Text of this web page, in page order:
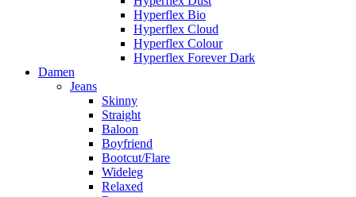
Hyperflex Bio
Hyperflex Cloud
Hyperflex Colour
Hyperflex Forever Dark
Damen
Jeans
Skinny
Straight
Baloon
Boyfriend
Bootcut/Flare
Wideleg
Relaxed